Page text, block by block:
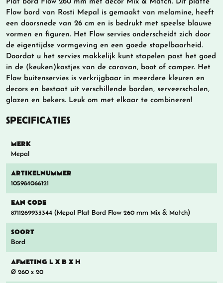
Plat bord Flow 260 mm met decor Mix & Match. Dit platte
Flow bord van Rosti Mepal is gemaakt van melamine, heeft
een doorsnede van 26 cm en is bedrukt met speelse blauwe
vormen en figuren. Het Flow servies onderscheidt zich door
de eigentijdse vormgeving en een goede stapelbaarheid.
Doordat u het servies makkelijk kunt stapelen past het goed
in de (keuken)kastjes van de caravan, boot of camper. Het
Flow buitenservies is verkrijgbaar in meerdere kleuren en
decors en bestaat uit verschillende borden, serveerschalen,
glazen en bekers. Leuk om met elkaar te combineren!
SPECIFICATIES
MERK
Mepal
ARTIKELNUMMER
105984066121
EAN CODE
8711269933344 (Mepal Plat Bord Flow 260 mm Mix & Match)
SOORT
Bord
AFMETING L X B X H
Ø 260 x 20